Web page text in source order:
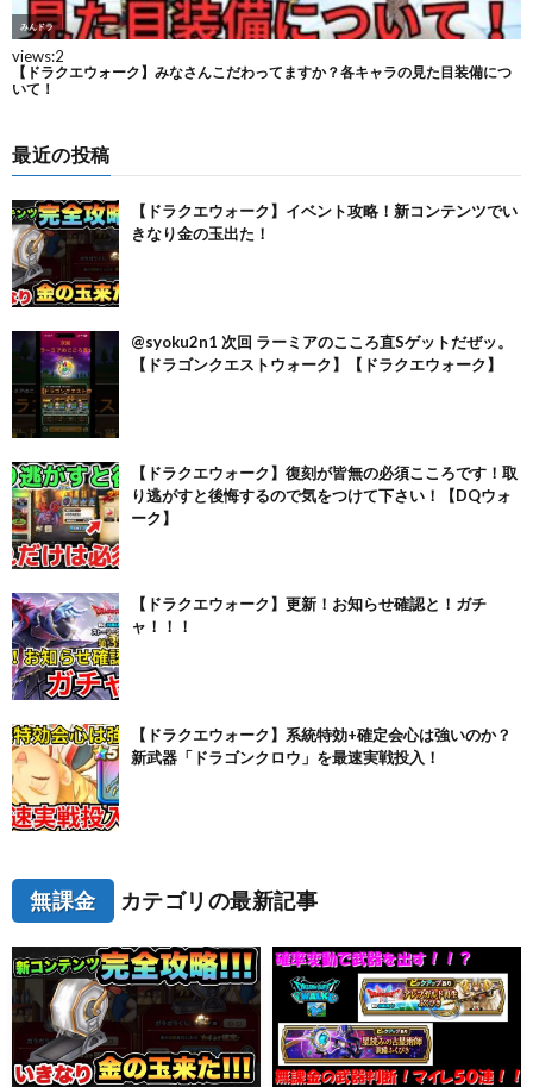
最近の投稿
【ドラクエウォーク】イベント攻略！新コンテンツでい
きなり金の玉出た！
@syoku2n1 次回 ラーミアのこころ直Sゲットだぜッ。
【ドラゴンクエストウォーク】【ドラクエウォーク】
【ドラクエウォーク】復刻が皆無の必須こころです！取
り逃がすと後悔するので気をつけて下さい！【DQウォ
ーク】
【ドラクエウォーク】更新！お知らせ確認と！ガチ
ャ！！！
【ドラクエウォーク】系統特効+確定会心は強いのか？
新武器「ドラゴンクロウ」を最速実戦投入！
無課金 カテゴリの最新記事